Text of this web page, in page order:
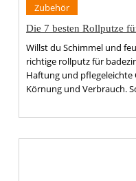
Zubehör
Die 7 besten Rollputze
Willst du Schimmel und
richtige rollputz für
Haftung und pflegeleichte
Körnung und Verbrauch.